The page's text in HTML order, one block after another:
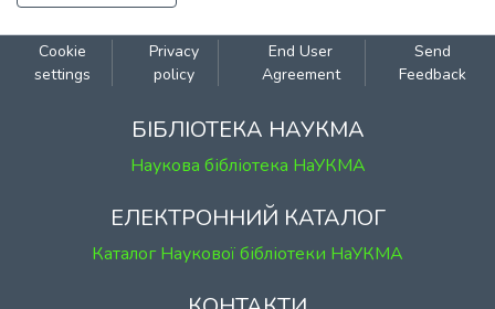
Cookie
settings
Privacy
policy
End User
Agreement
Send
Feedback
БІБЛІОТЕКА НАУКМА
Наукова бібліотека НаУКМА
ЕЛЕКТРОННИЙ КАТАЛОГ
Каталог Наукової бібліотеки НаУКМА